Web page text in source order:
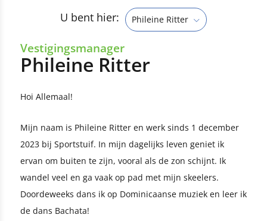
U bent hier: Phileine Ritter
Vestigingsmanager
Phileine Ritter
Hoi Allemaal!
Mijn naam is Phileine Ritter en werk sinds 1 december
2023 bij Sportstuif. In mijn dagelijks leven geniet ik
ervan om buiten te zijn, vooral als de zon schijnt. Ik
wandel veel en ga vaak op pad met mijn skeelers.
Doordeweeks dans ik op Dominicaanse muziek en leer ik
de dans Bachata!